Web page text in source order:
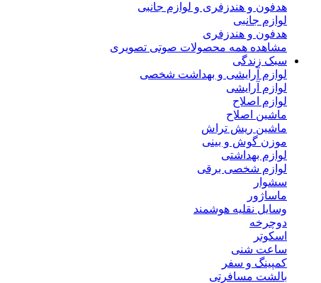
هدفون و هندزفری و لوازم جانبی
لوازم جانبی
هدفون و هندزفری
مشاهده همه محصولات صوتی تصویری
سبک زندگی
لوازم آرایشی و بهداشت شخصی
لوازم آرایشی
لوازم اصلاح
ماشین اصلاح
ماشین ریش تراش
موزن گوش و بینی
لوازم بهداشتی
لوازم شخصی برقی
سشوار
ماساژور
وسایل نقلیه هوشمند
دوچرخه
اسکوتر
ساعت شنی
کمپینگ و سفر
بالشت مسافرتی